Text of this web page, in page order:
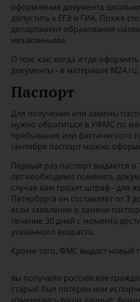
оформления документа
допустить к ЕГЭ и ГИА. Позже
департамент образования
незаконными.
О том, как, когда и где
документы - в материале M24.ru.
Паспорт
Для получения или замены
нужно обратиться в УФМС по
пребывания или фактического
сентября паспорт можно
Первый раз паспорт выдается в
лет необходимо поменять
случае вам грозит штраф - для
Петербурга он составляет от 3
если заявление о замене
течение 30 дней с момента
указанного возраста.
Кроме того, ФМС выдаст новый
вы получили российское
старый был потерян или